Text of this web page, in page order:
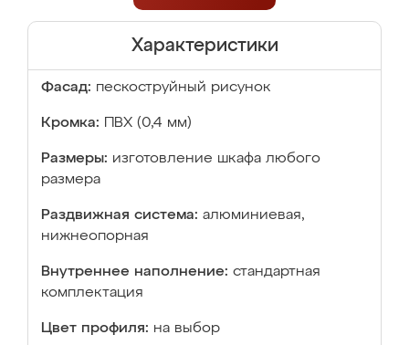
Характеристики
Фасад: пескоструйный рисунок
Кромка: ПВХ (0,4 мм)
Размеры: изготовление шкафа любого
размера
Раздвижная система: алюминиевая,
нижнеопорная
Внутреннее наполнение: стандартная
комплектация
Цвет профиля: на выбор